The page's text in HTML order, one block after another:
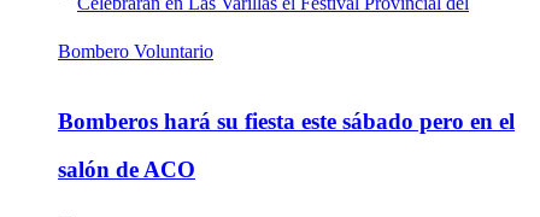
Bomberos hará su fiesta este sábado pero en el
salón de ACO